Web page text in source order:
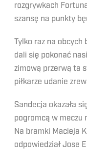
rozgrywkach
szansę na punkty
Tylko raz na obcych
dali się pokonać
zimową przerwą ta
piłkarze udanie
Sandecja okazała
pogromcą w meczu
Na bramki Macieja
odpowiedział Jose